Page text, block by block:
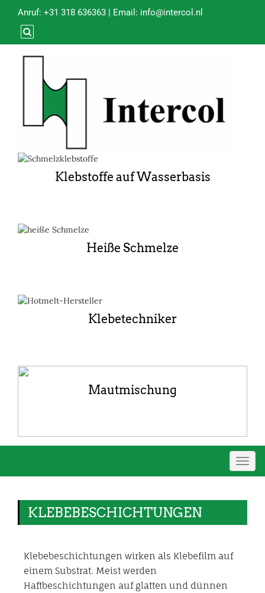
Anruf: +31 318 636363 | Email: info@intercol.nl
Klebstoffe auf Wasserbasis
Heiße Schmelze
Klebetechniker
Mautmischung
KLEBEBESCHICHTUNGEN
Klebebeschichtungen wirken als Klebefilm auf
einem Substrat. Meist werden
Haftbeschichtungen auf glatten und dünnen